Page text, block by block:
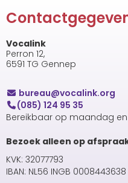
Vocalink
Perron 12,
6591 TG Gennep
uaerub@vocalink.org
(085) 124 95 35
Bereikbaar op maandag
Bezoek alleen op
KVK: 32077793
IBAN: NL56 INGB 0008443638